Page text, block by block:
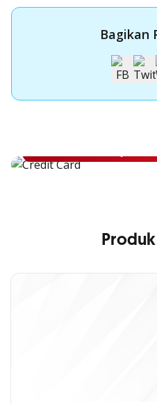
Bagikan
Apply Kartu